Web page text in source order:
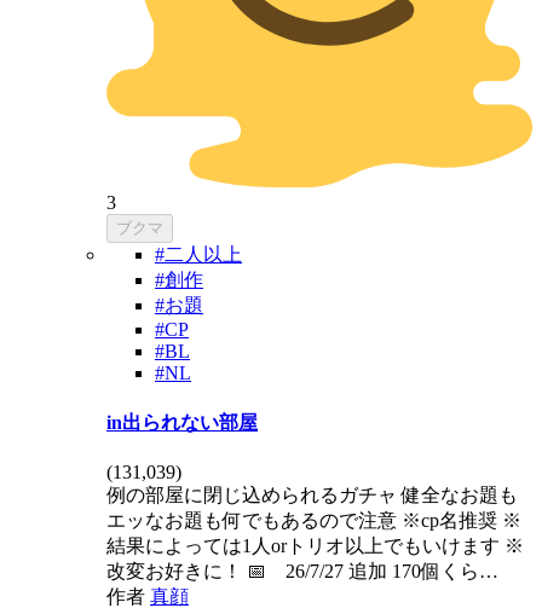
3
ブクマ
#二人以上
#創作
#お題
#CP
#BL
#NL
in出られない部屋
(131,039)
例の部屋に閉じ込められるガチャ 健全なお題も
エッなお題も何でもあるので注意 ※cp名推奨 ※
結果によっては1人orトリオ以上でもいけます ※
改変お好きに！ 📅 26/7/27 追加 170個くら…
作者 真顔